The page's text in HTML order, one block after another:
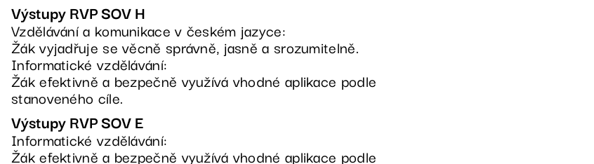
Výstupy RVP SOV H
Vzdělávání a komunikace v českém jazyce:
Žák vyjadřuje se věcně správně, jasně a srozumitelně.
Informatické vzdělávání:
Žák efektivně a bezpečně využívá vhodné aplikace podle
stanoveného cíle.
Výstupy RVP SOV E
Informatické vzdělávání:
Žák efektivně a bezpečně využívá vhodné aplikace podle